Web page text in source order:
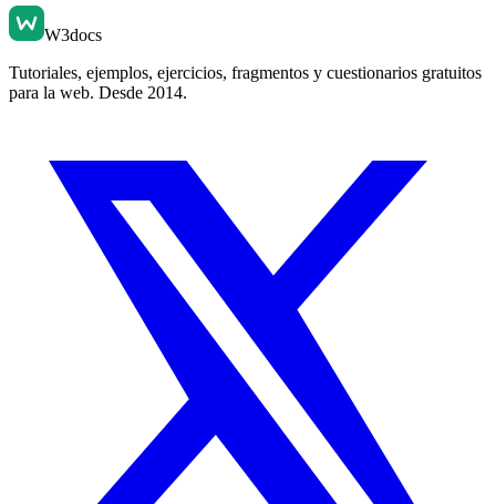
W3docs
Tutoriales, ejemplos, ejercicios, fragmentos y cuestionarios gratuitos
para la web. Desde 2014.